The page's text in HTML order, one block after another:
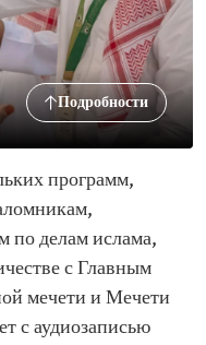
Подробности
программ,
по делам ислама,
с Главным
мечети и Мечети
с аудиозаписью